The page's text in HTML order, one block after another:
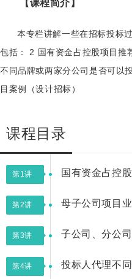
【课程简介】
本专栏讲解一些在招标投标
包括： 2 国有资金占控股项目推
不同品牌或两家分公司是否可以
目案例（设计招标）
课程目录
第1讲 国有资金占控
第2讲 母子公司项目
第3讲 子公司、分公
第4讲 投标人代理不